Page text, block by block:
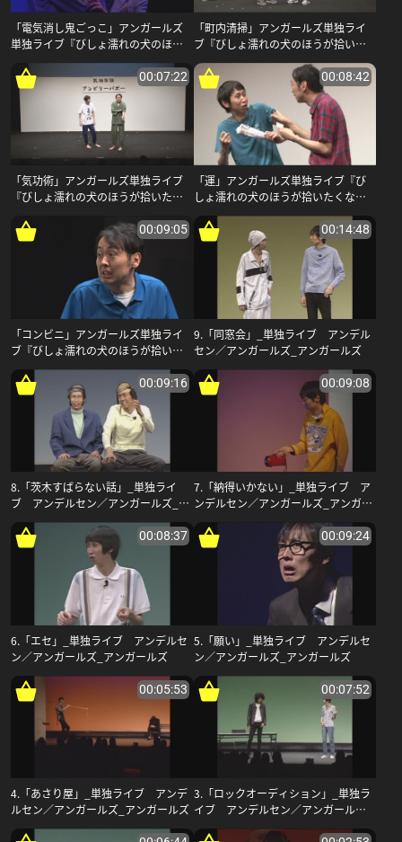
「電気消し鬼ごっこ」アンガールズ
単独ライブ『びしょ濡れの犬のほう
が拾いたくなる』_アンガールズ
「町内清掃」アンガールズ単独ライ
ブ『びしょ濡れの犬のほうが拾いた
くなる』_アンガールズ
00:07:22
「気功術」アンガールズ単独ライブ
『びしょ濡れの犬のほうが拾いたく
00:08:42
「運」アンガールズ単独ライブ『び
しょ濡れの犬のほうが拾いたくな
る』_アンガールズ
00:09:05
「コンビニ」アンガールズ単独ライ
ブ『びしょ濡れの犬のほうが拾いた
くなる』_アンガールズ
00:14:48
9.「同窓会」_単独ライブ アンデル
セン／アンガールズ_アンガールズ
00:09:16
8.「茨木すばらない話」_単独ライ
ブ アンデルセン／アンガールズ_ア
ンガールズ
00:09:08
7.「納得いかない」_単独ライブ ア
ンデルセン／アンガールズ_アンガー
00:08:37
6.「エセ」_単独ライブ アンデルセ
ン／アンガールズ_アンガールズ
00:09:24
5.「願い」_単独ライブ アンデルセ
ン／アンガールズ_アンガールズ
00:05:53
4.「あさり屋」_単独ライブ アンデ
ルセン／アンガールズ_アンガールズ
00:07:52
3.「ロックオーディション」_単独ラ
イブ アンデルセン／アンガールズ_